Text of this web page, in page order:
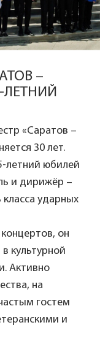
–
ЛЕТНИЙ
«Саратов –
30 лет.
летний юбилей
и дирижёр –
ударных
он
культурной
Активно
на
гостем
и